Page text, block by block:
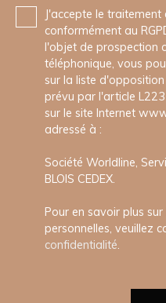
J'accepte le traitement
conformément au
l'objet de prospection
téléphonique, vous
sur la liste
prévu par l'article
sur le site Internet
adressé à :
Société Worldline,
BLOIS CEDEX.
Pour en savoir plus
personnelles, veuillez
confidentialité.